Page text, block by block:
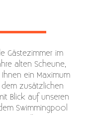
Gästezimmer im
alten Scheune,
ein Maximum
zusätzlichen
Blick auf unseren
Swimmingpool